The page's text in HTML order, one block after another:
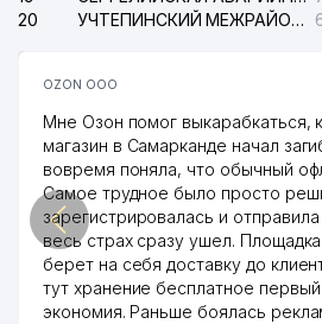
20
УЧТЕПИНСКИЙ МЕЖРАЙОННЫЙ СУД ПО ГРАЖДАНСКИМ ДЕЛАМ
OZON ООО
Мне Озон помог выкарабкаться,
магазин в Самарканде начал
вовремя поняла, что обычный
Самое трудное было просто
зарегистрировалась и отправила
весь страх сразу ушел.
берет на себя доставку до
тут хранение бесплатное
экономия. Раньше боялась